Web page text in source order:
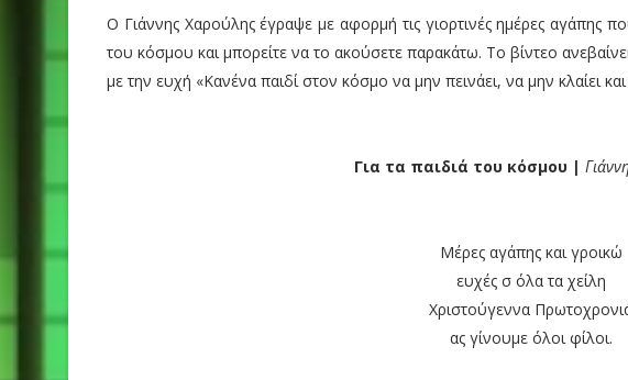
Ο Γιάννης Χαρούλης έγραψε με αφορμή τις γιορτινές ημέρες αγάπης
του κόσμου και μπορείτε να το ακούσετε παρακάτω. Το βίντεο
με την ευχή «Κανένα παιδί στον κόσμο να μην πεινάει, να μην κλαίει
Για τα παιδιά του κόσμου |
Μέρες αγάπης και γροικώ
ευχές σ όλα τα χείλη
Χριστούγεννα
ας γίνουμε όλοι φίλοι.